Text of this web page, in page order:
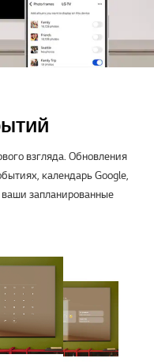
«Google Фото» на
С легкостью
контента из собственной